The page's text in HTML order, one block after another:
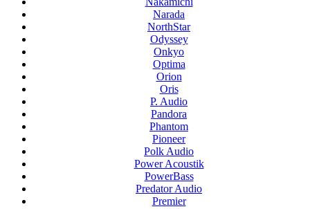
Narada
NorthStar
Odyssey
Onkyo
Optima
Orion
Oris
P. Audio
Pandora
Phantom
Pioneer
Polk Audio
Power Acoustik
PowerBass
Predator Audio
Premier